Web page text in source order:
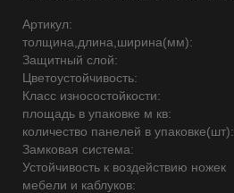
Артикул:
толщина,длина,ширина(мм):
Защитный слой:
Цветоустойчивость:
Класс износостойкости:
площадь в упаковке м кв:
количество панелей в упаковке(шт):
Замковая система:
Устойчивость к воздействию ножек
мебели и каблуков: